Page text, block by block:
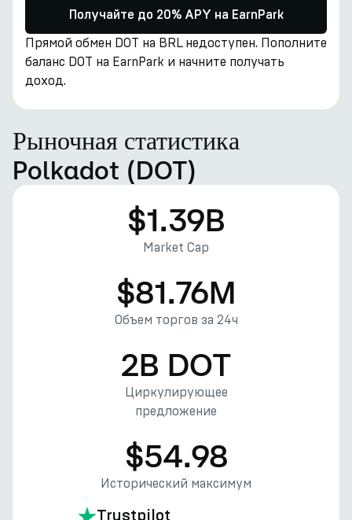
Получайте до 20% APY на EarnPark
Прямой обмен DOT на BRL недоступен. Пополните
баланс DOT на EarnPark и начните получать
доход.
Рыночная статистика
Polkadot (DOT)
$1.39B
Market Cap
$81.76M
Объем торгов за 24ч
2B DOT
Циркулирующее
предложение
$54.98
Исторический максимум
Trustpilot